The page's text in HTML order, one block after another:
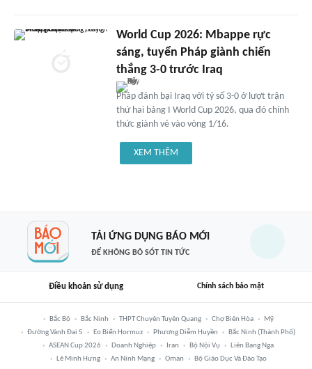
World Cup 2026: Mbappe rực
sáng, tuyển Pháp giành chiến
thắng 3-0 trước Iraq
Pháp đánh bại Iraq với tỷ số 3-0 ở lượt trận
thứ hai bảng I World Cup 2026, qua đó chính
thức giành vé vào vòng 1/16.
XEM THÊM
TẢI ỨNG DỤNG BÁO MỚI
ĐỂ KHÔNG BỎ SÓT TIN TỨC
Điều khoản sử dụng Chính sách bảo mật
Bắc Bộ Bắc Ninh THPT Chuyên Tuyên Quang Chợ Biên Hòa
Mỹ
Đường Vành Đai 5
Eo Biển Hormuz Phương Diễm Huyền
Bắc Ninh (thành Phố)
ASEAN Cup 2026
Doanh Nghiệp Iran Bộ Nội Vụ
Liên Bang Nga
Lê Minh Hưng
An Ninh Mạng Oman
Bộ Giáo Dục Và Đào Tạo